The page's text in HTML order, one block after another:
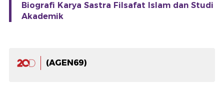
Biografi Karya Sastra Filsafat Islam dan Studi
Akademik
(AGEN69)